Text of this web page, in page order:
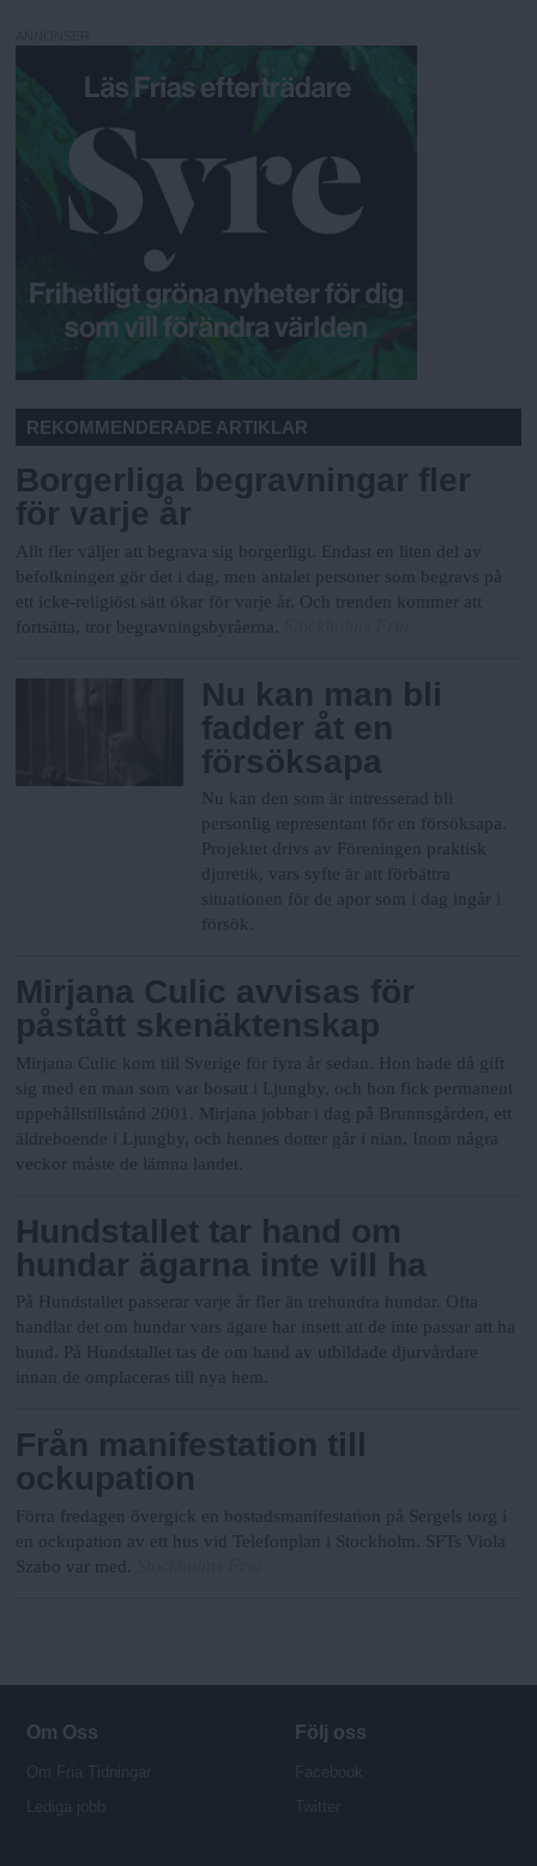
REKOMMENDERADE ARTIKLAR
Borgerliga begravningar fler
för varje år
Allt fler väljer att begrava sig borgerligt. Endast en liten del av
befolkningen gör det i dag, men antalet personer som begravs på
ett icke-religiöst sätt ökar för varje år. Och trenden kommer att
fortsätta, tror begravningsbyråerna.
Nu kan man bli
fadder åt en
försöksapa
Nu kan den som är intresserad bli
personlig representant för en försöksapa.
Projektet drivs av Föreningen praktisk
djuretik, vars syfte är att förbättra
situationen för de apor som i dag ingår i
försök.
Mirjana Culic avvisas för
påstått skenäktenskap
Mirjana Culic kom till Sverige för fyra år sedan. Hon hade då gift
sig med en man som var bosatt i Ljungby, och hon fick permanent
uppehållstillstånd 2001. Mirjana jobbar i dag på Brunnsgården, ett
äldreboende i Ljungby, och hennes dotter går i nian. Inom några
veckor måste de lämna landet.
Hundstallet tar hand om
hundar ägarna inte vill ha
På Hundstallet passerar varje år fler än trehundra hundar. Ofta
handlar det om hundar vars ägare har insett att de inte passar att ha
hund. På Hundstallet tas de om hand av utbildade djurvårdare
innan de omplaceras till nya hem.
Från manifestation till
ockupation
Förra fredagen övergick en bostadsmanifestation på Sergels torg i
en ockupation av ett hus vid Telefonplan i Stockholm. SFTs Viola
Szabo var med.
Om Oss Följ oss